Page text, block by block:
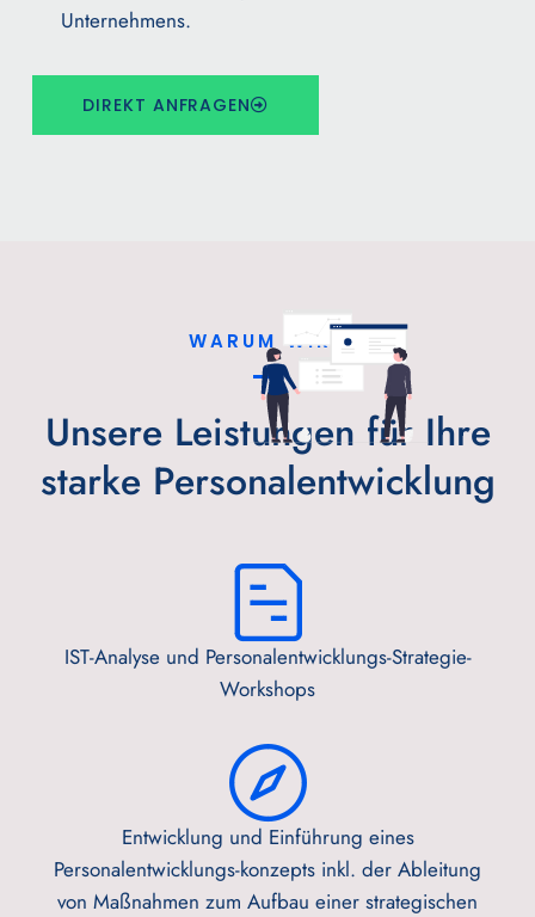
Unternehmens.​
DIREKT ANFRAGEN
WARUM WIR?
Unsere Leistungen für Ihre
starke Personalentwicklung
IST-Analyse und Personalentwicklungs-Strategie-
Workshops
Entwicklung und Einführung eines
Personalentwicklungs-konzepts inkl. der Ableitung
von Maßnahmen zum Aufbau einer strategischen